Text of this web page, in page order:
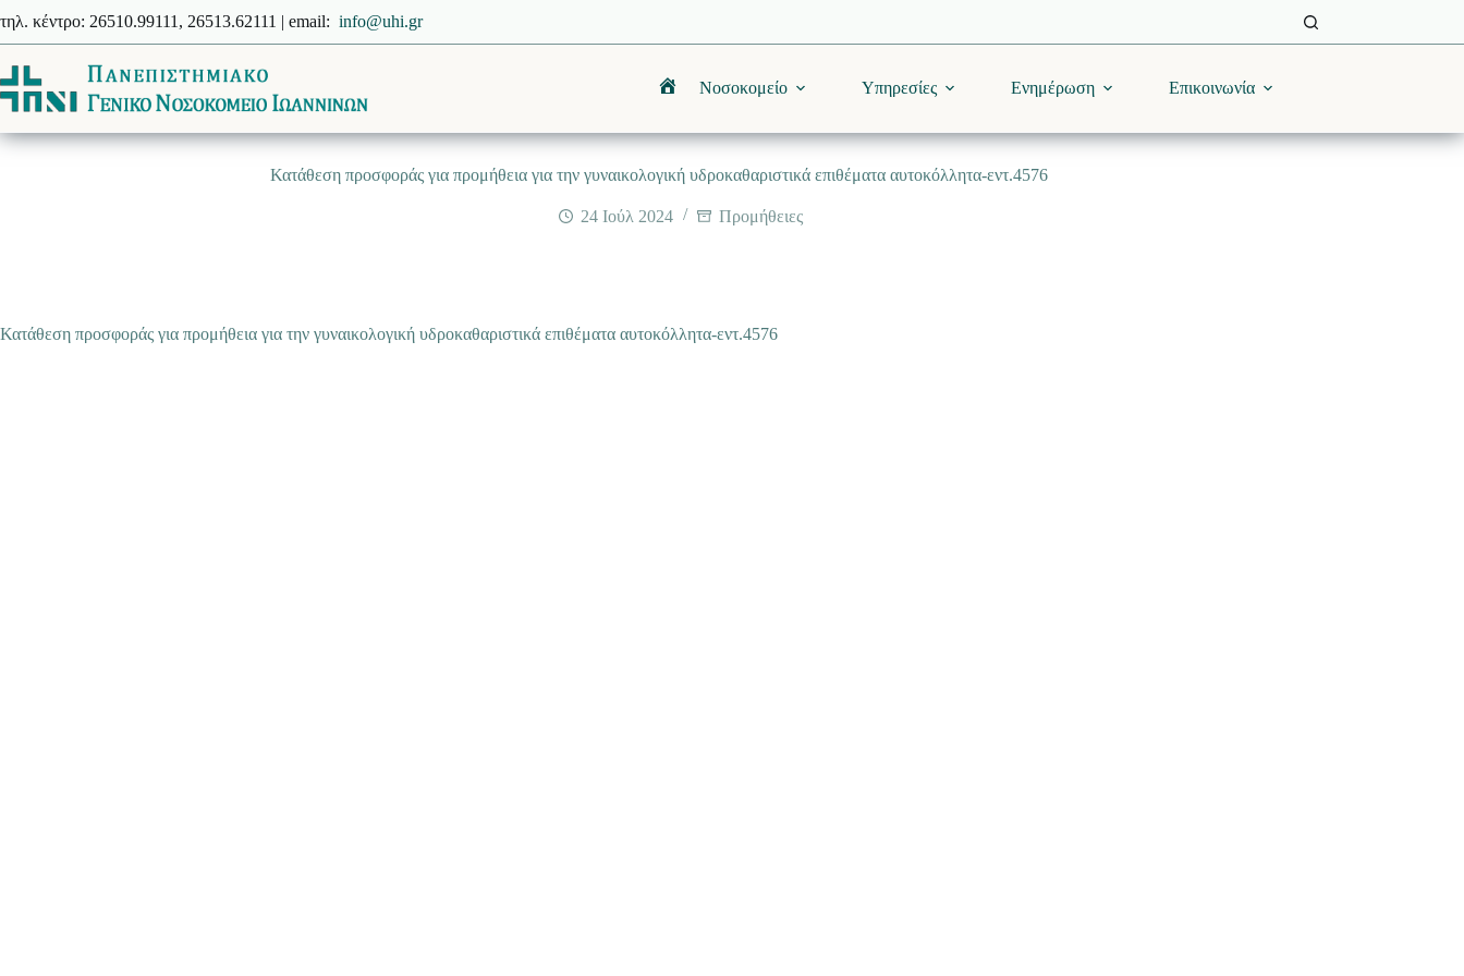
στο
περιεχόμενο
τηλ. κέντρο: 26510.99111, 26513.62111 | email: info@uhi.gr
ΑρχικήΝοσοκομείο Υπηρεσίες Ενημέρωση Επικοινωνία
Κατάθεση προσφοράς για προμήθεια για την γυναικολογική υδροκαθαριστικά επιθέματα αυτοκόλλητα-εντ.4576
24 Ιούλ 2024 Προμήθειες
Κατάθεση προσφοράς για προμήθεια για την γυναικολογική υδροκαθαριστικά επιθέματα αυτοκόλλητα-εντ.4576